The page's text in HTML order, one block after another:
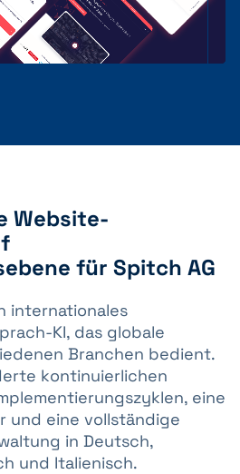
Website-
für Spitch AG
internationales
KI, das globale
Branchen bedient.
kontinuierlichen
eine
und eine vollständige
in Deutsch,
und Italienisch.